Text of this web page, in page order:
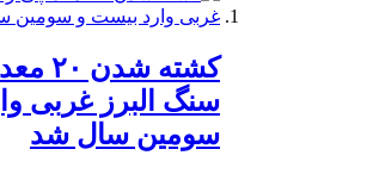
کشته
سنگ البرز غربی
سومین سال شد